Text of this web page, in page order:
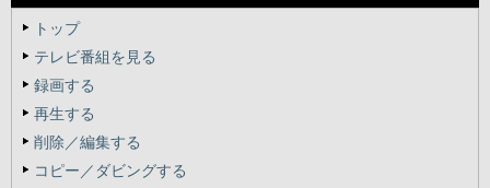
トップ
テレビ番組を見る
録画する
再生する
削除／編集する
コピー／ダビングする